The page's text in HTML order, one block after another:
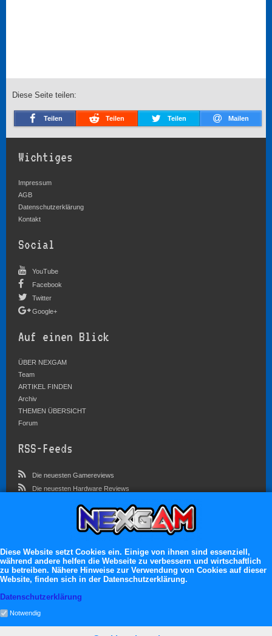
Diese Seite teilen:
Teilen Teilen Teilen Mailen
Wichtiges
Impressum
AGB
Datenschutzerklärung
Kontakt
Social
YouTube
Facebook
Twitter
Google+
Auf einen Blick
ÜBER NEXGAM
Team
ARTIKEL FINDEN
Archiv
THEMEN ÜBERSICHT
Forum
RSS-Feeds
Die neuesten Gamereviews
Die neuesten Hardware Reviews
Im Forum sind zur Zeit 3023 Benutzer online
Es erwarten dich:
13.119 registrierte Mitglieder
71.049 Themen
Diese Website setzt Cookies ein. Einige von ihnen sind essenziell,
während andere helfen die Webseite zu verbessern und wirtschaftlich
zu betreiben. Nähere Hinweise zur Verwendung von Cookies auf dieser
Website, finden sich in der Datenschutzerklärung.
Datenschutzerklärung
Notwendig